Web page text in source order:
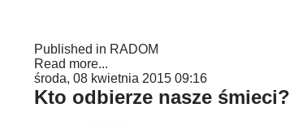
Published in RADOM
Read more...
środa, 08 kwietnia 2015 09:16
Kto odbierze nasze śmieci?